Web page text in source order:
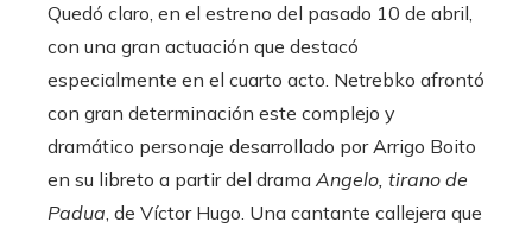
Quedó claro, en el estreno del pasado 10 de abril,
con una gran actuación que destacó
especialmente en el cuarto acto. Netrebko afrontó
con gran determinación este complejo y
dramático personaje desarrollado por Arrigo Boito
en su libreto a partir del drama Angelo, tirano de
Padua, de Víctor Hugo. Una cantante callejera que